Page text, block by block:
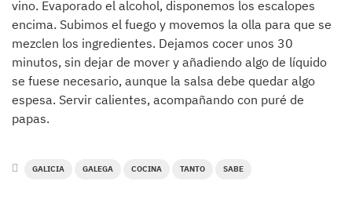
vino. Evaporado el alcohol, disponemos los escalopes
encima. Subimos el fuego y movemos la olla para que se
mezclen los ingredientes. Dejamos cocer unos 30
minutos, sin dejar de mover y añadiendo algo de líquido
se fuese necesario, aunque la salsa debe quedar algo
espesa. Servir calientes, acompañando con puré de
papas.
GALICIA GALEGA COCINA TANTO SABE